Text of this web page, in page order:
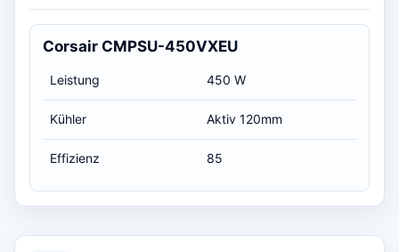
Corsair CMPSU-450VXEU
Leistung 450 W
Kühler Aktiv 120mm
Effizienz 85